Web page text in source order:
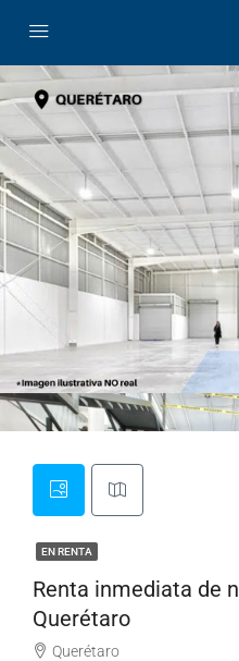
EN RENTA
Renta inmediata de
Querétaro
Querétaro